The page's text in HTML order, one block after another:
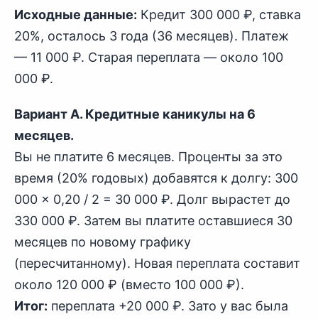
Исходные данные: Кредит 300 000 ₽, ставка
20%, осталось 3 года (36 месяцев). Платеж
— 11 000 ₽. Старая переплата — около 100
000 ₽.
Вариант А. Кредитные каникулы на 6
месяцев.
Вы не платите 6 месяцев. Проценты за это
время (20% годовых) добавятся к долгу: 300
000 × 0,20 / 2 = 30 000 ₽. Долг вырастет до
330 000 ₽. Затем вы платите оставшиеся 30
месяцев по новому графику
(пересчитанному). Новая переплата составит
около 120 000 ₽ (вместо 100 000 ₽).
Итог: переплата +20 000 ₽. Зато у вас была